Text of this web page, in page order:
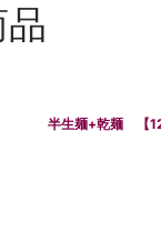
半生麺+乾麺 【12